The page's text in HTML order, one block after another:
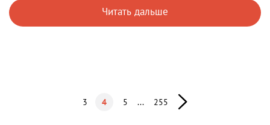
Читать дальше
3 4 5 ... 255